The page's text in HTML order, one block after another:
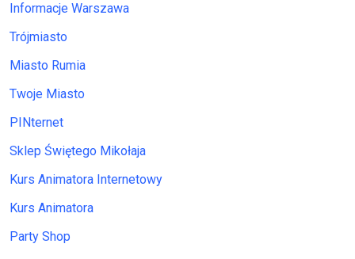
Informacje Warszawa
Trójmiasto
Miasto Rumia
Twoje Miasto
PINternet
Sklep Świętego Mikołaja
Kurs Animatora Internetowy
Kurs Animatora
Party Shop